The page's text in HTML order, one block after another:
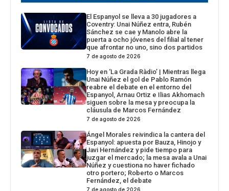
El Espanyol se lleva a 30 jugadores a
Coventry: Unai Núñez entra, Rubén
Sánchez se cae y Manolo abre la
puerta a ocho jóvenes del filial al tener
que afrontar no uno, sino dos partidos
7 de agosto de 2026
Hoy en ‘La Grada Ràdio’ | Mientras llega
Unai Núñez el gol de Pablo Ramón
reabre el debate en el entorno del
Espanyol, Arnau Ortiz e Ilias Akhomach
siguen sobre la mesa y preocupa la
cláusula de Marcos Fernández
7 de agosto de 2026
Ángel Morales reivindica la cantera del
Espanyol: apuesta por Bauza, Hinojo y
Javi Hernández y pide tiempo para
juzgar el mercado; la mesa avala a Unai
Núñez y cuestiona no haver fichado
otro portero; Roberto o Marcos
Fernández, el debate
7 de agosto de 2026